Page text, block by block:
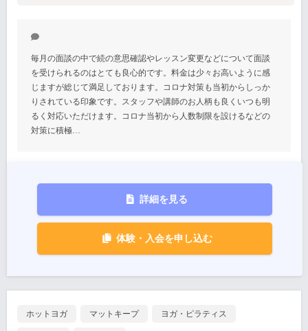
毎月の面談の中で続の意思確認やレッスン変更などについて面談
を受けられるのはとても良心的です。料金は少々お高いように感
じますが総じて満足しております。コロナ対策も当初からしっか
りされている印象です。スタッフや講師のお人柄も良くいつも明
るく対応いただけます。コロナ当初から人数制限を設けるなどの
対策に積極…
詳細を見る
体験・入会を申し込む
ホットヨガ マットキープ ヨガ・ピラティス